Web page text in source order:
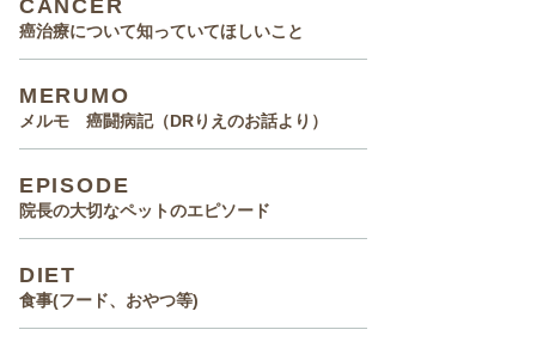
CANCER
癌治療について知っていてほしいこと
MERUMO
メルモ 癌闘病記（DRりえのお話より）
EPISODE
院長の大切なペットのエピソード
DIET
食事(フード、おやつ等)